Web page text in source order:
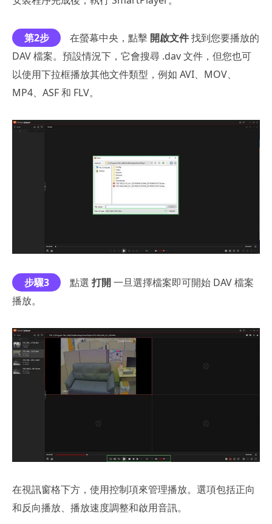
第2步 在螢幕中央，點擊 開啟文件找到您要播放的
DAV 檔案。預設情況下，它會搜尋 .dav 文件，但您也可
以使用下拉框播放其他文件類型，例如 AVI、MOV、
MP4、ASF 和 FLV。
步驟3 點選 打開一旦選擇檔案即可開始 DAV 檔案
播放。
在視訊窗格下方，使用控制項來管理播放。選項包括正向
和反向播放、播放速度調整和啟用音訊。